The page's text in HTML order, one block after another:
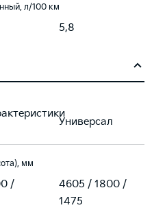
л/100 км
5,8
Универсал
мм
/
4605 / 1800 /
1475